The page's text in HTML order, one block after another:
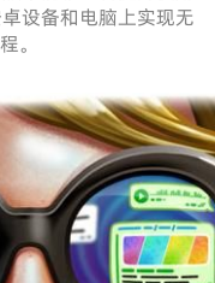
设备和电脑上实现无
。